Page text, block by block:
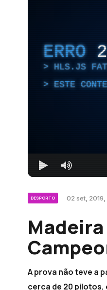
ERRO
HLS.JS
ESTE
DESPORTO 02 set, 2019,
A prova não teve a
cerca de 20 pilotos,